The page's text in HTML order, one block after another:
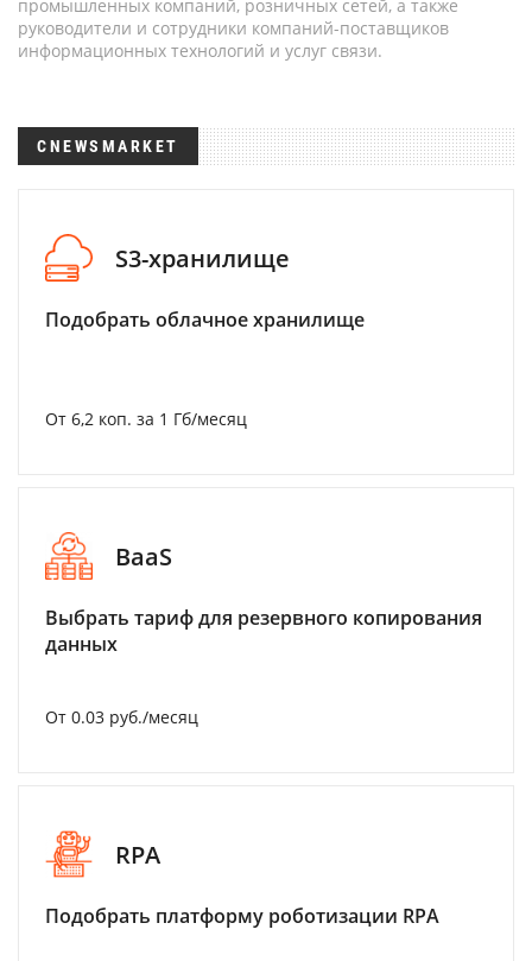
промышленных компаний, розничных сетей, а также
руководители и сотрудники компаний-поставщиков
информационных технологий и услуг связи.
CNEWSMARKET
S3-хранилище
Подобрать облачное хранилище
От 6,2 коп. за 1 Гб/месяц
BaaS
Выбрать тариф для резервного копирования
данных
От 0.03 руб./месяц
RPA
Подобрать платформу роботизации RPA